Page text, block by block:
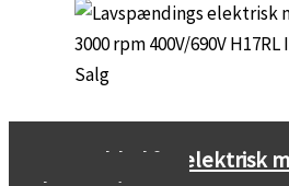
Datablad for elektrisk